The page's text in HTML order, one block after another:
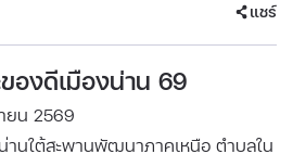
แชร์
องดีเมืองน่าน 69
ยน 2569
นใต้สะพานพัฒนาภาคเหนือ ตำบลใน